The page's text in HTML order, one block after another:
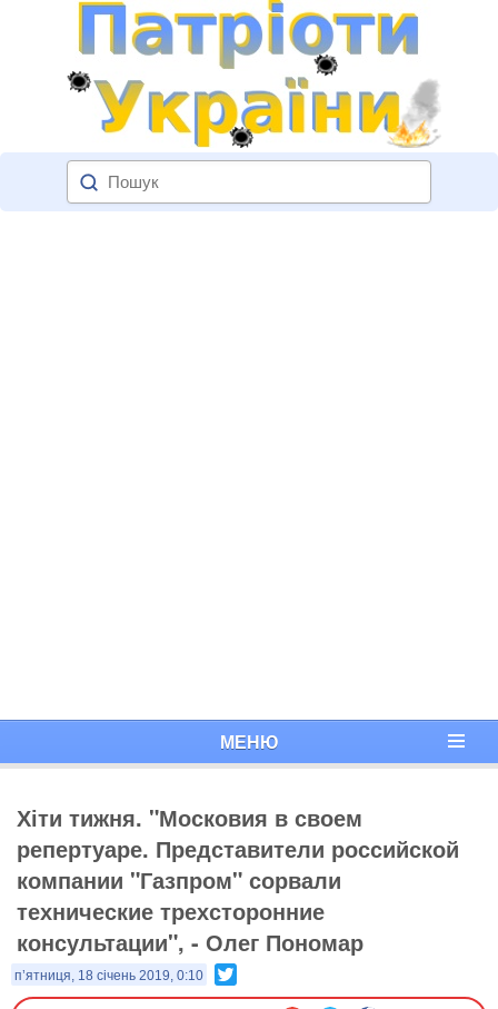
МЕНЮ
Хіти тижня. "Московия в своем
репертуаре. Представители российской
компании "Газпром" сорвали
технические трехсторонние
консультации", - Олег Пономар
п’ятниця, 18 січень 2019, 0:10